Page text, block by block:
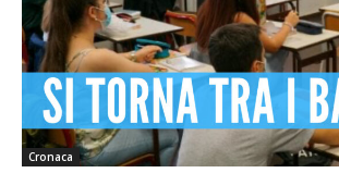
Cronaca